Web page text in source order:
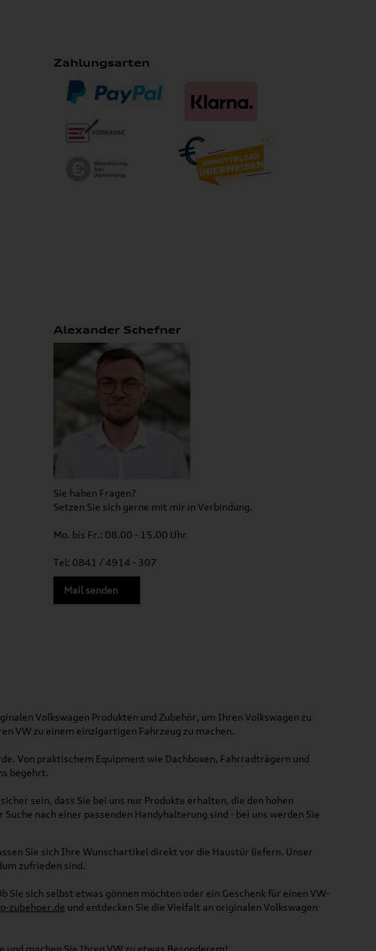
Zahlungsarten
Alexander Schefner
Sie haben Fragen?
Setzen Sie sich gerne mit mir in Verbindung.
Mo. bis Fr.: 08.00 - 15.00 Uhr
Tel: 0841 / 4914 - 307
Mail senden
Volkswagen Produkten und Zubehör, um Ihren Volkswagen zu
VW zu einem einzigartigen Fahrzeug zu machen.
Von praktischem Equipment wie Dachboxen, Fahrradträgern und
begehrt.
sein, dass Sie bei uns nur Produkte erhalten, die den hohen
nach einer passenden Handyhalterung sind - bei uns werden Sie
Sie sich Ihre Wunschartikel direkt vor die Haustür liefern. Unser
zufrieden sind.
sich selbst etwas gönnen möchten oder ein Geschenk für einen VW-
zubehoer.de und entdecken Sie die Vielfalt an originalen Volkswagen
machen Sie Ihren VW zu etwas Besonderem!